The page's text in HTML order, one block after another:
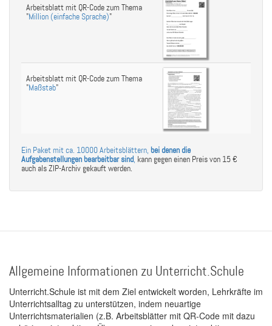
Arbeitsblatt mit QR-Code zum Thema
"Million (einfache Sprache)"
Arbeitsblatt mit QR-Code zum Thema
"Maßstab"
Ein Paket mit ca. 10000 Arbeitsblättern, bei denen die
Aufgabenstellungen bearbeitbar sind, kann gegen einen Preis von 15 €
auch als ZIP-Archiv gekauft werden.
Allgemeine Informationen zu Unterricht.Schule
Unterricht.Schule ist mit dem Ziel entwickelt worden, Lehrkräfte im
Unterrichtsalltag zu unterstützen, indem neuartige
Unterrichtsmaterialien (z.B. Arbeitsblätter mit QR-Code mit dazu